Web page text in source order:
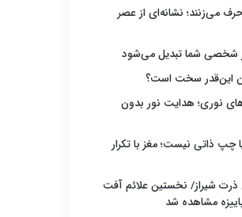
می‌زنند؛ نشانه‌ای از عصر
شخصی شما تبدیل می‌شود
این‌قدر سخت است؟
نوری؛ هدایت نور بدون
ذاتی نیست؛ مغز با تکرار
ذرت شیراز/ نخستین علائم آفت
مشاهده شد